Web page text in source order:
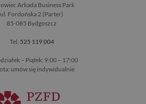
Arkada Business Park
ul. Fordońska 2 (Parter)
85-085 Bydgoszcz
Tel. 525 119 004
– Piątek: 9:00 – 17:00
umów się indywidualnie